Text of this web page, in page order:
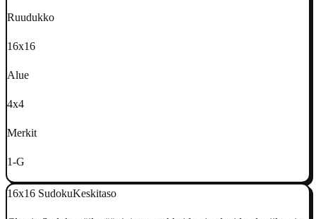
Ruudukko
16x16
Alue
4x4
Merkit
1-G
16x16 SudokuKeskitaso